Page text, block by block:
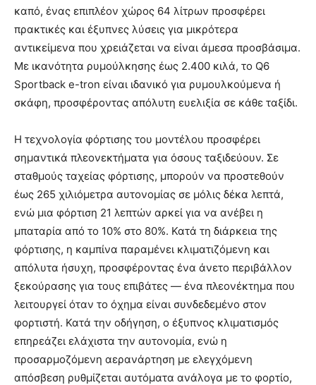
καπό, ένας επιπλέον χώρος 64 λίτρων προσφέρει
πρακτικές και έξυπνες λύσεις για μικρότερα
αντικείμενα που χρειάζεται να είναι άμεσα προσβάσιμα.
Με ικανότητα ρυμούλκησης έως 2.400 κιλά, το Q6
Sportback e-tron είναι ιδανικό για ρυμουλκούμενα ή
σκάφη, προσφέροντας απόλυτη ευελιξία σε κάθε ταξίδι.
Η τεχνολογία φόρτισης του μοντέλου προσφέρει
σημαντικά πλεονεκτήματα για όσους ταξιδεύουν. Σε
σταθμούς ταχείας φόρτισης, μπορούν να προστεθούν
έως 265 χιλιόμετρα αυτονομίας σε μόλις δέκα λεπτά,
ενώ μια φόρτιση 21 λεπτών αρκεί για να ανέβει η
μπαταρία από το 10% στο 80%. Κατά τη διάρκεια της
φόρτισης, η καμπίνα παραμένει κλιματιζόμενη και
απόλυτα ήσυχη, προσφέροντας ένα άνετο περιβάλλον
ξεκούρασης για τους επιβάτες — ένα πλεονέκτημα που
λειτουργεί όταν το όχημα είναι συνδεδεμένο στον
φορτιστή. Κατά την οδήγηση, ο έξυπνος κλιματισμός
επηρεάζει ελάχιστα την αυτονομία, ενώ η
προσαρμοζόμενη αερανάρτηση με ελεγχόμενη
απόσβεση ρυθμίζεται αυτόματα ανάλογα με το φορτίο,